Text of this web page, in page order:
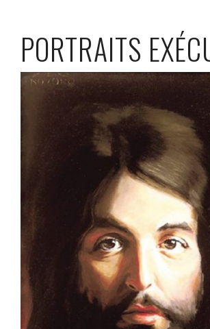
PORTRAITS